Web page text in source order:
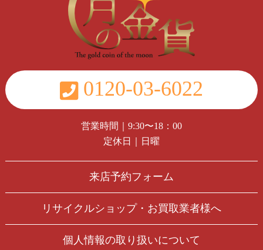
0120-03-6022
営業時間｜9:30〜18：00
定休日｜日曜
来店予約フォーム
リサイクルショップ・お買取業者様へ
個人情報の取り扱いについて